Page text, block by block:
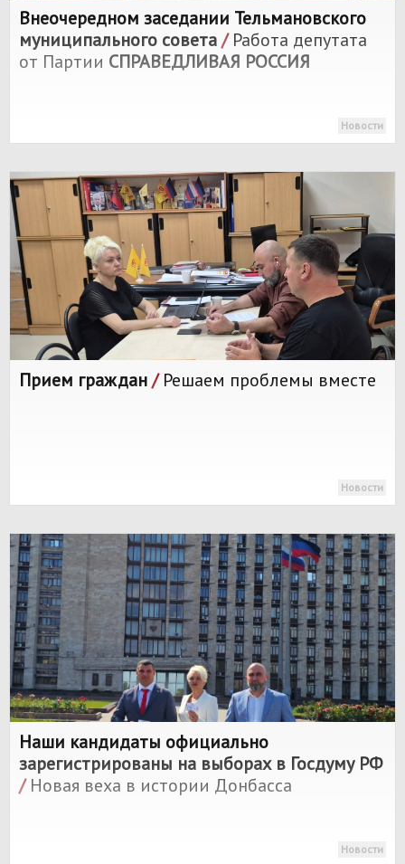
Внеочередном заседании Тельмановского
муниципального совета/Работа депутата
от Партии СПРАВЕДЛИВАЯ РОССИЯ
Новости
Прием граждан/Решаем проблемы вместе
Новости
Наши кандидаты официально
зарегистрированы на выборах в Госдуму РФ
/Новая веха в истории Донбасса
Новости